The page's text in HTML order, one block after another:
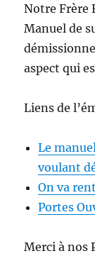
Notre Frère
Manuel de
aspect qui
Liens de
Le
voulant
On va
Portes
Merci à nos